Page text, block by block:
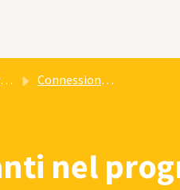
Connessione del fitness tracker
nel